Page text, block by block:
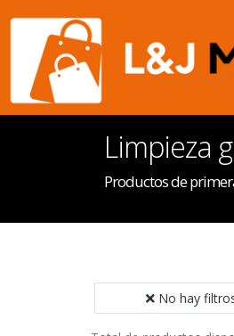
Limpieza
Productos de
No hay